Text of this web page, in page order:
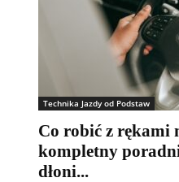
Technika Jazdy od Podstaw
Co robić z rękami
kompletny
dłoni...